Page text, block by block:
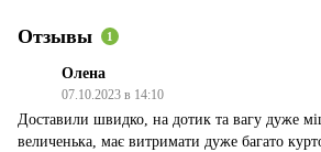
Отзывы 1
Олена
07.10.2023 в 14:10
Доставили швидко, на дотик та вагу дуже
величенька, має витримати дуже багато